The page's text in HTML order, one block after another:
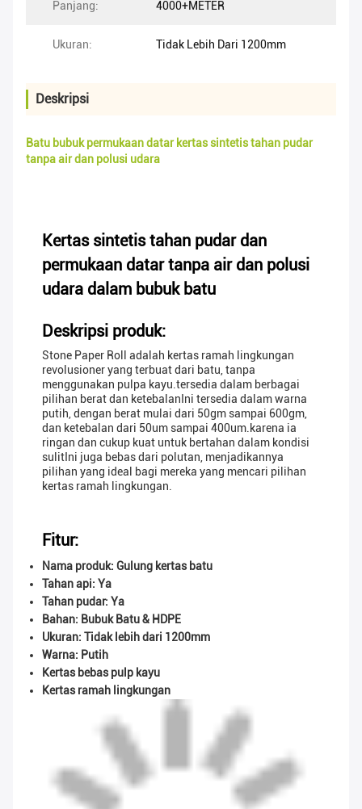
Panjang: 4000+METER
Ukuran: Tidak Lebih Dari 1200mm
Deskripsi
Batu bubuk permukaan datar kertas sintetis tahan pudar
tanpa air dan polusi udara
Kertas sintetis tahan pudar dan
permukaan datar tanpa air dan polusi
udara dalam bubuk batu
Deskripsi produk:
Stone Paper Roll adalah kertas ramah lingkungan
revolusioner yang terbuat dari batu, tanpa
menggunakan pulpa kayu.tersedia dalam berbagai
pilihan berat dan ketebalanIni tersedia dalam warna
putih, dengan berat mulai dari 50gm sampai 600gm,
dan ketebalan dari 50um sampai 400um.karena ia
ringan dan cukup kuat untuk bertahan dalam kondisi
sulitIni juga bebas dari polutan, menjadikannya
pilihan yang ideal bagi mereka yang mencari pilihan
kertas ramah lingkungan.
Fitur:
Nama produk: Gulung kertas batu
Tahan api: Ya
Tahan pudar: Ya
Bahan: Bubuk Batu & HDPE
Ukuran: Tidak lebih dari 1200mm
Warna: Putih
Kertas bebas pulp kayu
Kertas ramah lingkungan